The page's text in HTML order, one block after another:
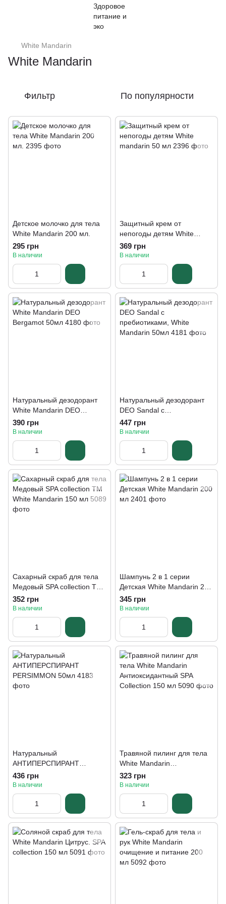
White Mandarin
White Mandarin
Фильтр По популярности
Детское молочко для тела
White Mandarin 200 мл.
295 грн
В наличии
Защитный крем от
непогоды детям White
mandarin 50 мл
369 грн
В наличии
Натуральный дезодорант
White Mandarin DEO
Bergamot 50мл
390 грн
В наличии
Натуральный дезодорант
DEO Sandal с
пребиотиками, White
Mandarin 50мл
447 грн
В наличии
Сахарный скраб для тела
Медовый SPA collection ТМ
White Mandarin 150 мл
352 грн
В наличии
Шампунь 2 в 1 серии
Детская White Mandarin 200
мл
345 грн
В наличии
Натуральный
АНТИПЕРСПИРАНТ
PERSIMMON 50мл
436 грн
В наличии
Травяной пилинг для тела
White Mandarin
Антиоксидантный SPA
Collection 150 мл
323 грн
В наличии